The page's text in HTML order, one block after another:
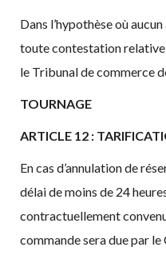
Dans l’hypothèse où
toute contestation
le Tribunal de commerce
TOURNAGE
ARTICLE 12 :
En cas d’annulation de
délai de moins de 24
contractuellement
commande sera due par le